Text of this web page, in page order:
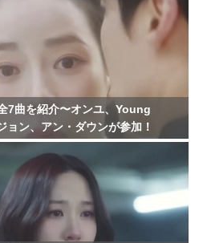
7曲を紹介〜オンユ、Young
ョン、アン・ダウンが参加！